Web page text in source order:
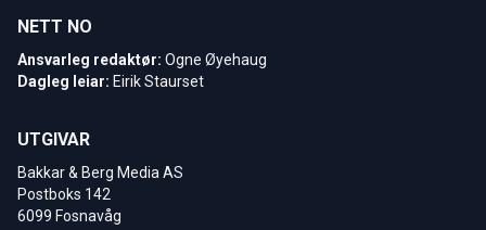
NETT NO
Ansvarleg redaktør: Ogne Øyehaug
Dagleg leiar: Eirik Staurset
UTGIVAR
Bakkar & Berg Media AS
Postboks 142
6099 Fosnavåg